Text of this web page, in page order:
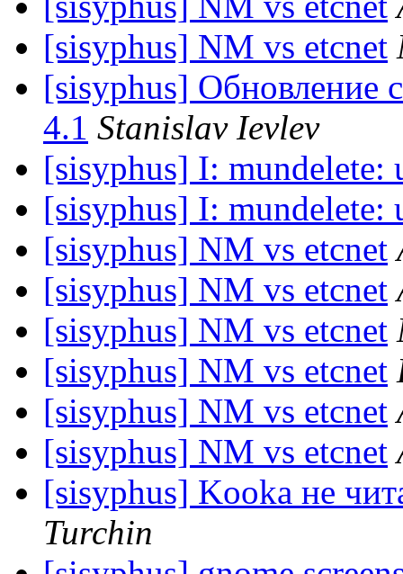
[sisyphus] NM vs etcnet
[sisyphus] Обновление
4.1 Stanislav Ievlev
[sisyphus] I: mundelete:
[sisyphus] I: mundelete:
[sisyphus] NM vs etcnet
[sisyphus] NM vs etcnet
[sisyphus] NM vs etcnet
[sisyphus] NM vs etcnet
[sisyphus] NM vs etcnet
[sisyphus] NM vs etcnet
[sisyphus] Kooka не
Turchin